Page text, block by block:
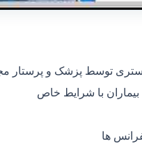
بستری توسط پزشک و پرستار
ها